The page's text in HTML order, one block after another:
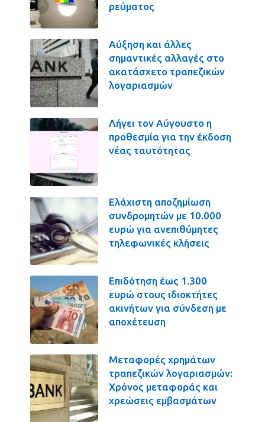
ρεύματος
Αύξηση και άλλες
σημαντικές αλλαγές στο
ακατάσχετο τραπεζικών
λογαριασμών
Λήγει τον Αύγουστο η
προθεσμία για την έκδοση
νέας ταυτότητας
Ελάχιστη αποζημίωση
συνδρομητών με 10.000
ευρώ για ανεπιθύμητες
τηλεφωνικές κλήσεις
Επιδότηση έως 1.300
ευρώ στους ιδιοκτήτες
ακινήτων για σύνδεση με
αποχέτευση
Μεταφορές χρημάτων
τραπεζικών λογαριασμών:
Χρόνος μεταφοράς και
χρεώσεις εμβασμάτων